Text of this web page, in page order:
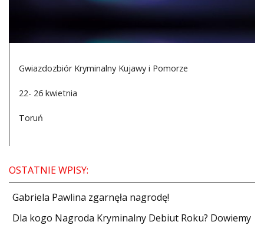
Gwiazdozbiór Kryminalny Kujawy i Pomorze
22- 26 kwietnia
Toruń
OSTATNIE WPISY:
Gabriela Pawlina zgarnęła nagrodę!
Dla kogo Nagroda Kryminalny Debiut Roku? Dowiemy